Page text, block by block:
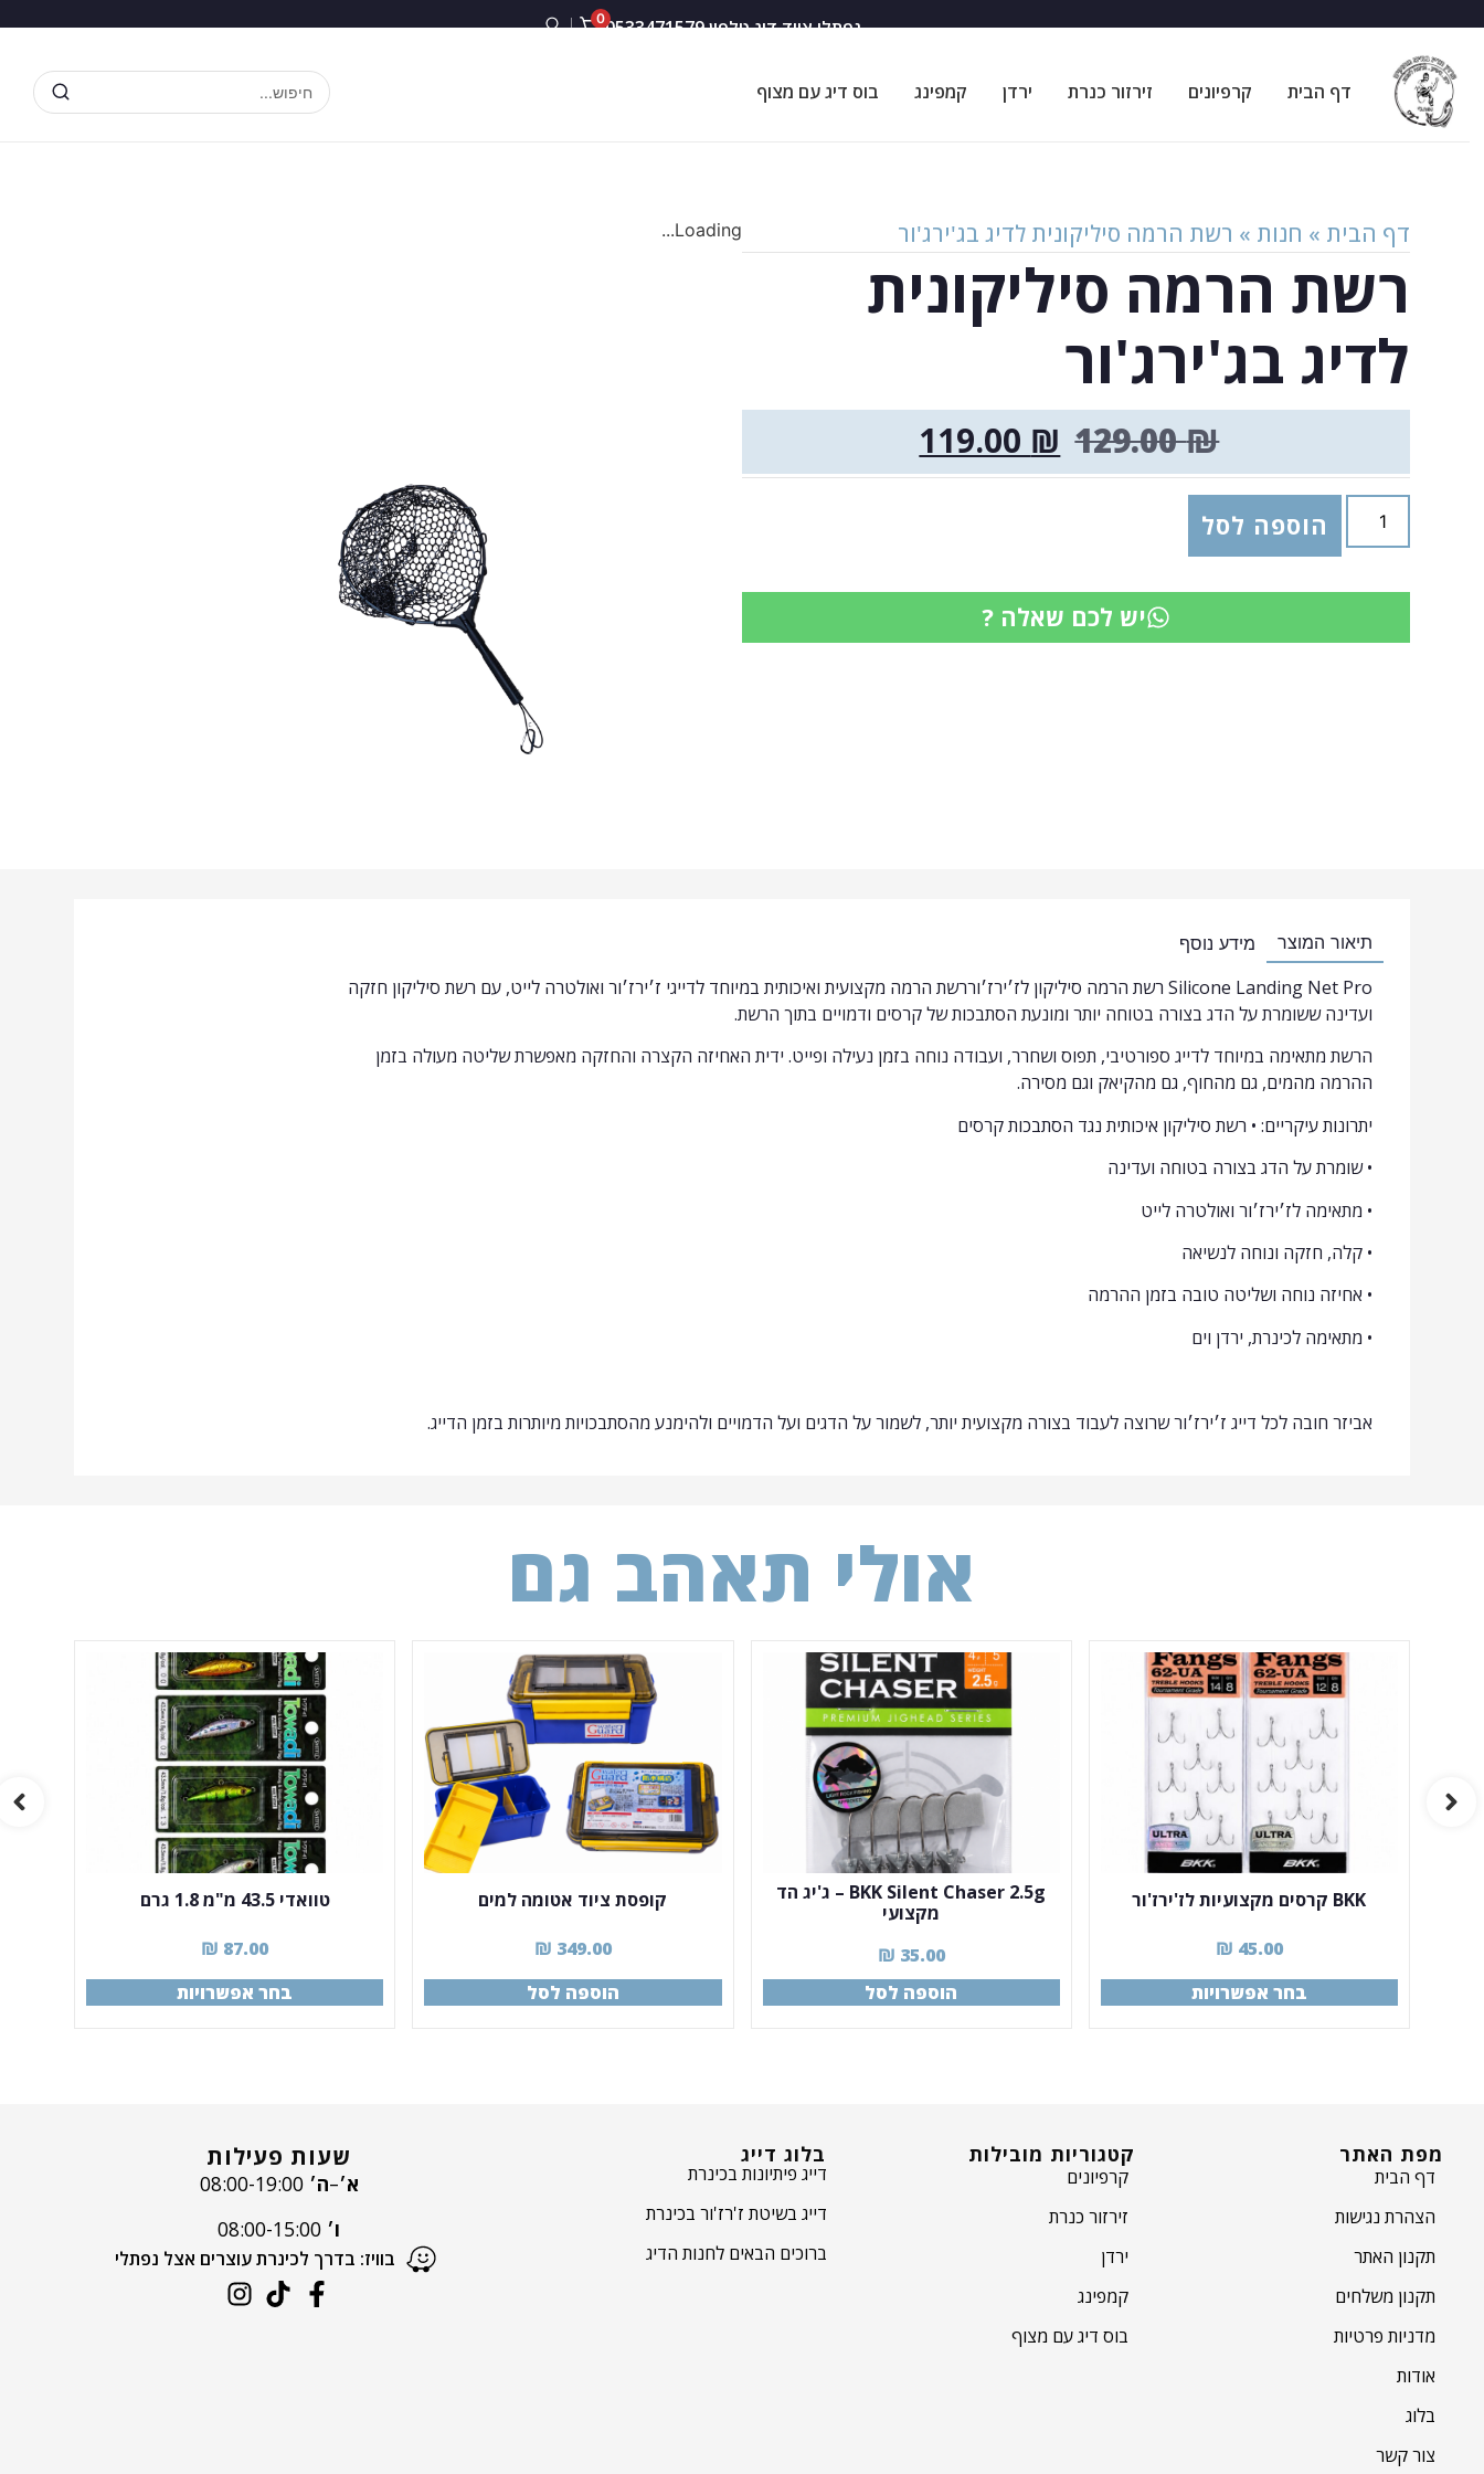
נפתלי ציוד דיג טלפון 0533471579 0
דף הבית קרפיונים זירזור כנרת ירדן קמפינג בוס דיג עם מצוף חיפוש...
Loading... דף הבית » חנות » רשת הרמה סיליקונית לדיג בג'ירג'ור
רשת הרמה סיליקונית
לדיג בג'ירג'ור
129.00₪
119.00 ₪
הוספה לסל
יש לכם שאלה ?
תיאור המוצר מידע נוסף
Silicone Landing Net Pro רשת הרמה סיליקון לז׳ירז׳וררשת הרמה מקצועית ואיכותית במיוחד לדייגי ז׳ירז׳ור ואולטרה לייט, עם רשת סיליקון חזקה
ועדינה ששומרת על הדג בצורה בטוחה יותר ומונעת הסתבכות של קרסים ודמויים בתוך הרשת.
הרשת מתאימה במיוחד לדייג ספורטיבי, תפוס ושחרר, ועבודה נוחה בזמן נעילה ופייט. ידית האחיזה הקצרה והחזקה מאפשרת שליטה מעולה בזמן
ההרמה מהמים, גם מהחוף, גם מהקיאק וגם מסירה.
יתרונות עיקריים: • רשת סיליקון איכותית נגד הסתבכות קרסים
• שומרת על הדג בצורה בטוחה ועדינה
• מתאימה לז׳ירז׳ור ואולטרה לייט
• קלה, חזקה ונוחה לנשיאה
• אחיזה נוחה ושליטה טובה בזמן ההרמה
• מתאימה לכינרת, ירדן וים
אביזר חובה לכל דייג ז׳ירז׳ור שרוצה לעבוד בצורה מקצועית יותר, לשמור על הדגים ועל הדמויים ולהימנע מהסתבכויות מיותרות בזמן הדייג.
אולי תאהב גם
BKK קרסים מקצועיות לז'ירז'ור
45.00
₪
בחר אפשרויות
BKK Silent Chaser 2.5g – ג'יג הד
מקצועי
35.00
₪
הוספה לסל
קופסת ציוד אטומה למים
349.00
₪
הוספה לסל
טוואדי 43.5 מ"מ 1.8 גרם
87.00
₪
בחר אפשרויות
מפת האתר
דף הבית
הצהרת נגישות
תקנון האתר
תקנון משלחים
מדניות פרטיות
אודות
בלוג
צור קשר
קטגוריות מובילות
קרפיונים
זירזור כנרת
ירדן
קמפינג
בוס דיג עם מצוף
בלוג דייג
דייג פיתיונות בכינרת
דייג בשיטת ז'רז'ור בכינרת
ברוכים הבאים לחנות הדיג
שעות פעילות
א׳–ה׳ 08:00-19:00
ו׳ 08:00-15:00
בוויז: בדרך לכינרת עוצרים אצל נפתלי